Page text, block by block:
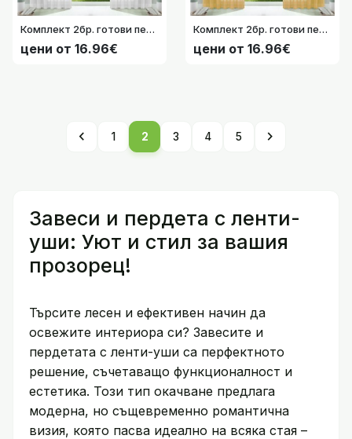
Комплект 2бр. готови пердета воал цвят-Бял с перделик и ленти-уши –175/225/245x140 см. 61000CN-065
цени от 16.96€
Комплект 2бр. готови пердета воал цвят-Жълт с перделик и ленти-уши –175/225/245x140 см. 61000CN-023
цени от 16.96€
chevron_left 1 2 3 4 5 chevron_right
Завеси и пердета с ленти-
уши: Уют и стил за вашия
прозорец!
Търсите лесен и ефективен начин да
освежите интериора си? Завесите и
пердетата с ленти-уши са перфектното
решение, съчетаващо функционалност и
естетика. Този тип окачване предлага
модерна, но същевременно романтична
визия, която пасва идеално на всяка стая –